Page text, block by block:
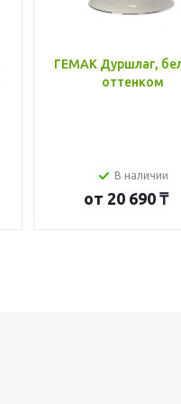
ГЕМАК Дуршлаг,
оттенком
В наличии
от 20 690 ₸